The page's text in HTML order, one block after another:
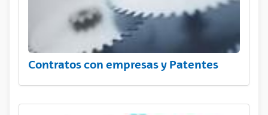
Contratos con empresas y Patentes